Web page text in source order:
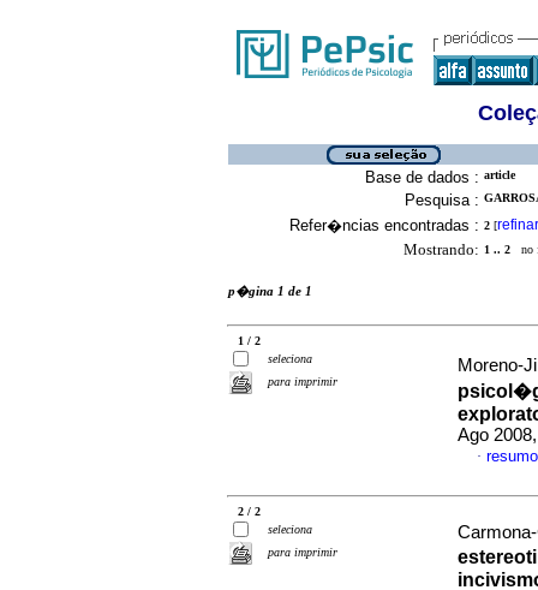
Base de dados : article
Pesquisa :
Refer�ncias encontradas : 2 [refinar
Mostrando: 1 .. 2 no
p�gina 1 de 1
1 / 2
seleciona
para imprimir
Moreno-
Ago
·
2 / 2
seleciona
para imprimir